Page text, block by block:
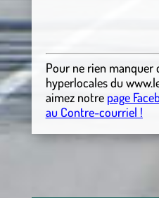
Pour ne rien manquer
hyperlocalesdu
aimez notre page
au Contre-courriel !